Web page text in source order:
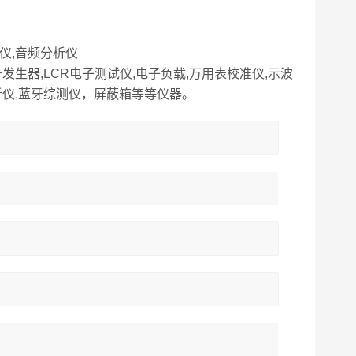
,音频分析仪
生器,LCR电子测试仪,电子负载,万用表校准仪,示波
,蓝牙综测仪，屏蔽箱等等仪器。